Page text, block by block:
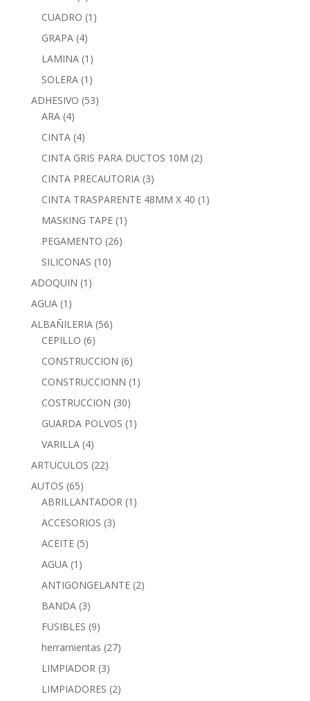
CUADRO (1)
GRAPA (4)
LAMINA (1)
SOLERA (1)
ADHESIVO (53)
ARA (4)
CINTA (4)
CINTA GRIS PARA DUCTOS 10M (2)
CINTA PRECAUTORIA (3)
CINTA TRASPARENTE 48MM X 40 (1)
MASKING TAPE (1)
PEGAMENTO (26)
SILICONAS (10)
ADOQUIN (1)
AGUA (1)
ALBAÑILERIA (56)
CEPILLO (6)
CONSTRUCCION (6)
CONSTRUCCIONN (1)
COSTRUCCION (30)
GUARDA POLVOS (1)
VARILLA (4)
ARTUCULOS (22)
AUTOS (65)
ABRILLANTADOR (1)
ACCESORIOS (3)
ACEITE (5)
AGUA (1)
ANTIGONGELANTE (2)
BANDA (3)
FUSIBLES (9)
herramientas (27)
LIMPIADOR (3)
LIMPIADORES (2)